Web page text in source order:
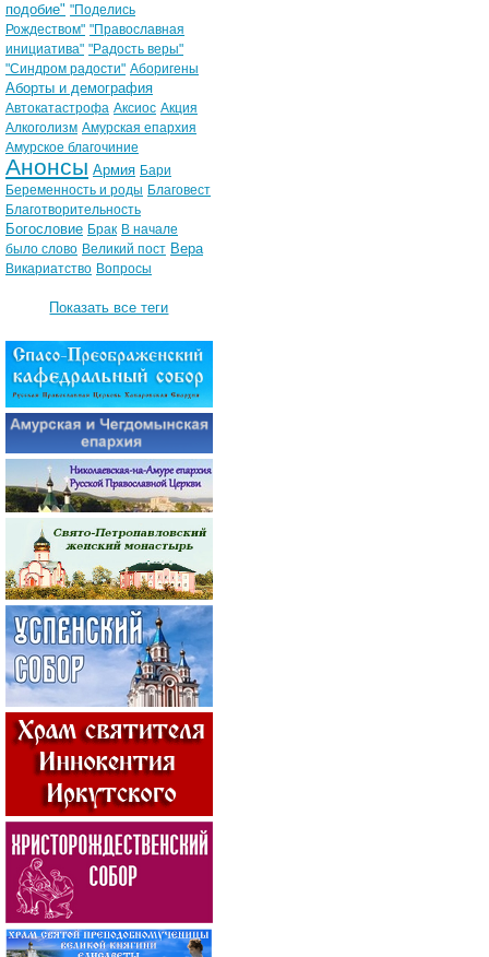
подобие" "Поделись
Рождеством" "Православная
инициатива" "Радость веры"
"Синдром радости" Аборигены
Аборты и демография
Автокатастрофа Аксиос Акция
Алкоголизм Амурская епархия
Амурское благочиние
Анонсы Армия Бари
Беременность и роды Благовест
Благотворительность
Богословие Брак В начале
было слово Великий пост Вера
Викариатство Вопросы
Показать все теги